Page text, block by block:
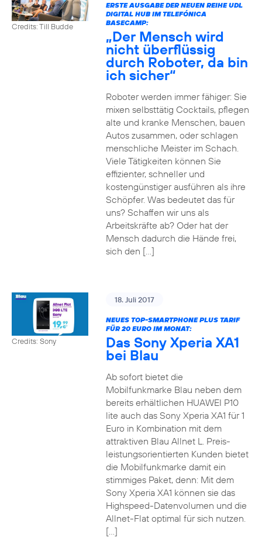
Credits: Till Budde
ERSTE AUSGABE DER NEUEN REIHE UDL
DIGITAL HUB IM TELEFÓNICA
BASECAMP:
„Der Mensch wird
nicht überflüssig
durch Roboter, da bin
ich sicher“
Roboter werden immer fähiger: Sie
mixen selbsttätig Cocktails, pflegen
alte und kranke Menschen, bauen
Autos zusammen, oder schlagen
menschliche Meister im Schach.
Viele Tätigkeiten können Sie
effizienter, schneller und
kostengünstiger ausführen als ihre
Schöpfer. Was bedeutet das für
uns? Schaffen wir uns als
Arbeitskräfte ab? Oder hat der
Mensch dadurch die Hände frei,
sich den […]
Credits: Sony
18. Juli 2017
NEUES TOP-SMARTPHONE PLUS TARIF
FÜR 20 EURO IM MONAT:
Das Sony Xperia XA1
bei Blau
Ab sofort bietet die
Mobilfunkmarke Blau neben dem
bereits erhältlichen HUAWEI P10
lite auch das Sony Xperia XA1 für 1
Euro in Kombination mit dem
attraktiven Blau Allnet L. Preis-
leistungsorientierten Kunden bietet
die Mobilfunkmarke damit ein
stimmiges Paket, denn: Mit dem
Sony Xperia XA1 können sie das
Highspeed-Datenvolumen und die
Allnet-Flat optimal für sich nutzen.
[…]